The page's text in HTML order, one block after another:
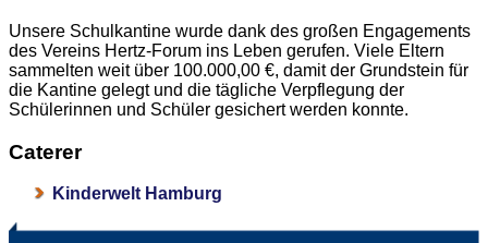
Unsere Schulkantine wurde dank des großen Engagements
des Vereins Hertz-Forum ins Leben gerufen. Viele Eltern
sammelten weit über 100.000,00 €, damit der Grundstein für
die Kantine gelegt und die tägliche Verpflegung der
Schülerinnen und Schüler gesichert werden konnte.
Caterer
Kinderwelt Hamburg